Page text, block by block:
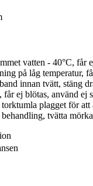
vatten - 40°C, får
på låg temperatur,
innan tvätt, stäng
ej blötas, använd ej
plagget för att
tvätta